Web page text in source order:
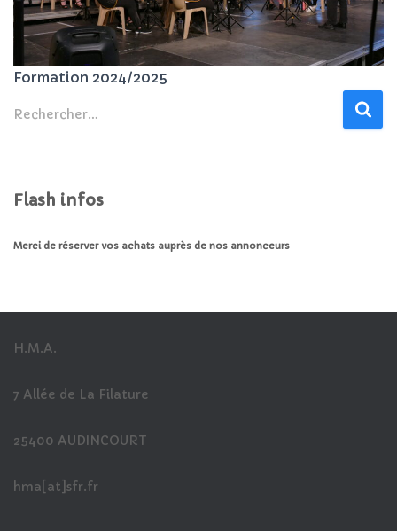
Formation 2024/2025
R
e
r
h
Rechercher…
Flash infos
Merci de réserver vos achats auprès de nos annonceurs
H.M.A.
7 Allée de La Filature
25400 AUDINCOURT
hma[at]sfr.fr